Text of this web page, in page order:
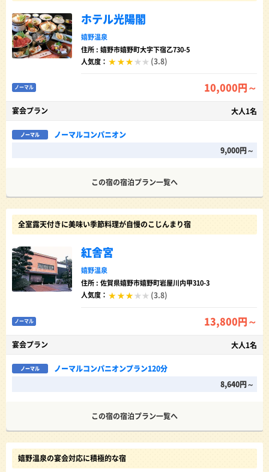
ホテル光陽閣
嬉野温泉
住所 : 嬉野市嬉野町大字下宿乙730-5
人気度：
(3.8)
ノーマル 10,000円～
宴会プラン 大人1名
ノーマル
ノーマルコンパニオン
9,000円～
この宿の宿泊プラン一覧へ
全室露天付きに美味い季節料理が自慢のこじんまり宿
紅舎宮
嬉野温泉
住所 : 佐賀県嬉野市嬉野町岩屋川内甲310-3
人気度：
(3.8)
ノーマル 13,800円～
宴会プラン 大人1名
ノーマル
ノーマルコンパニオンプラン120分
8,640円～
この宿の宿泊プラン一覧へ
嬉野温泉の宴会対応に積極的な宿